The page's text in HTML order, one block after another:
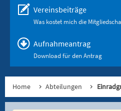
Vereinsbeiträge
Was kostet mich die
Aufnahmeantrag
Download für den Antrag
Home Abteilungen